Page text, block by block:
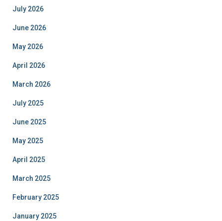
July 2026
June 2026
May 2026
April 2026
March 2026
July 2025
June 2025
May 2025
April 2025
March 2025
February 2025
January 2025